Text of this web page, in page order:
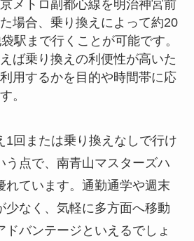
メトロ副都心線を明治神宮前
場合、乗り換えによって約20
駅まで行くことが可能です。
ば乗り換えの利便性が高いた
用するかを目的や時間帯に応
。
1回または乗り換えなしで行け
う点で、南青山マスターズハ
れています。通勤通学や週末
少なく、気軽に多方面へ移動
ドバンテージといえるでしょ